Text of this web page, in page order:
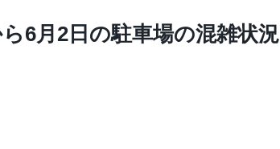
6月2日の駐車場の混雑状況